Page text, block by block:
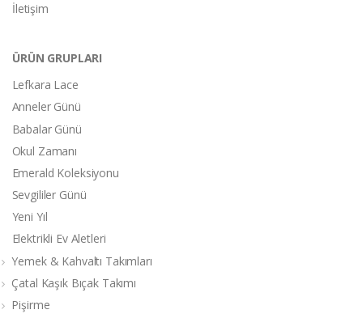
İletişim
ÜRÜN GRUPLARI
Lefkara Lace
Anneler Günü
Babalar Günü
Okul Zamanı
Emerald Koleksiyonu
Sevgililer Günü
Yeni Yıl
Elektrikli Ev Aletleri
Yemek & Kahvaltı Takımları
Çatal Kaşık Bıçak Takımı
Pişirme